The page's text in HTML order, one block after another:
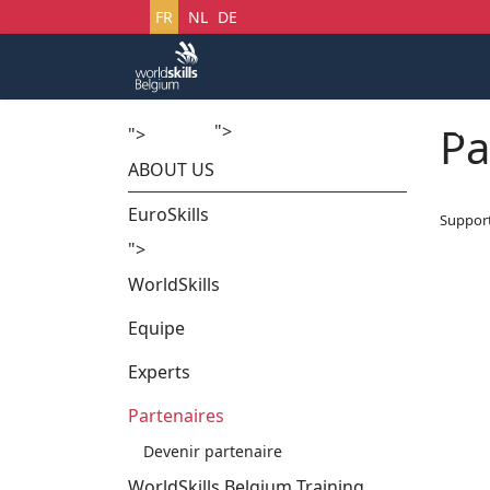
Sélectionnez votre langue
FR NL DE
"> Startech's Days
">
ABOUT US
EuroSkills
">
WorldSkills
Equipe
Experts
Partenaires
Devenir partenaire